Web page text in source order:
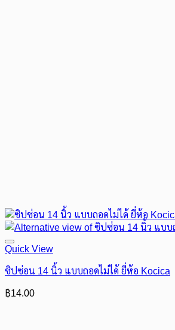
Quick View
ซิปซ่อน 14 นิ้ว แบบถอดไม่ได้ ยี่ห้อ Kocica
฿14.00